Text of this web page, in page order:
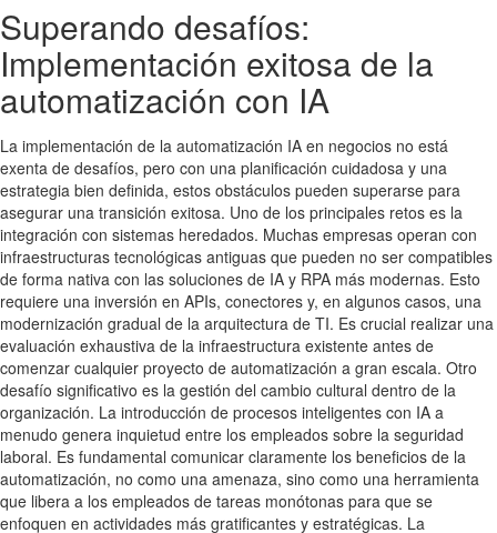
Superando desafíos:
Implementación exitosa de la
automatización con IA
La implementación de la automatización IA en negocios no está
exenta de desafíos, pero con una planificación cuidadosa y una
estrategia bien definida, estos obstáculos pueden superarse para
asegurar una transición exitosa. Uno de los principales retos es la
integración con sistemas heredados. Muchas empresas operan con
infraestructuras tecnológicas antiguas que pueden no ser compatibles
de forma nativa con las soluciones de IA y RPA más modernas. Esto
requiere una inversión en APIs, conectores y, en algunos casos, una
modernización gradual de la arquitectura de TI. Es crucial realizar una
evaluación exhaustiva de la infraestructura existente antes de
comenzar cualquier proyecto de automatización a gran escala. Otro
desafío significativo es la gestión del cambio cultural dentro de la
organización. La introducción de procesos inteligentes con IA a
menudo genera inquietud entre los empleados sobre la seguridad
laboral. Es fundamental comunicar claramente los beneficios de la
automatización, no como una amenaza, sino como una herramienta
que libera a los empleados de tareas monótonas para que se
enfoquen en actividades más gratificantes y estratégicas. La